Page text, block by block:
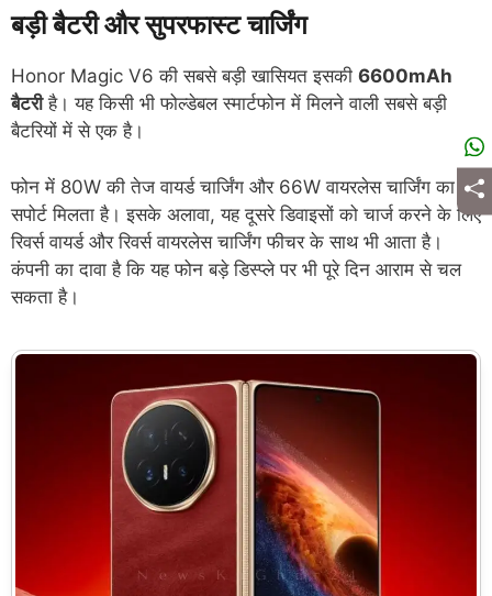
बड़ी बैटरी और सुपरफास्ट चार्जिंग
Honor Magic V6 की सबसे बड़ी खासियत इसकी 6600mAh
बैटरीहै। यह किसी भी फोल्डेबल स्मार्टफोन में मिलने वाली सबसे बड़ी
बैटरियों में से एक है।
फोन में 80W की तेज वायर्ड चार्जिंग और 66W वायरलेस चार्जिंग का
सपोर्ट मिलता है। इसके अलावा, यह दूसरे डिवाइसों को चार्ज करने के लिए
रिवर्स वायर्ड और रिवर्स वायरलेस चार्जिंग फीचर के साथ भी आता है।
कंपनी का दावा है कि यह फोन बड़े डिस्प्ले पर भी पूरे दिन आराम से चल
सकता है।